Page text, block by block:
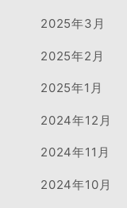
2025年3月
2025年2月
2025年1月
2024年12月
2024年11月
2024年10月